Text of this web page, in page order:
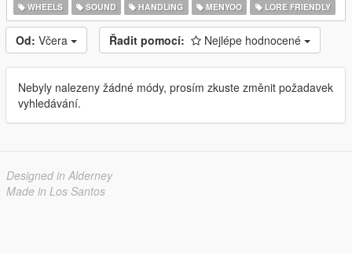
WHEELS
SOUND HANDLING MENYOO LORE FRIENDLY
Od: Včera Řadit pomocí: Nejlépe hodnocené
Nebyly nalezeny žádné módy, prosím zkuste změnit požadavek
vyhledávání.
Designed in Alderney
Made in Los Santos